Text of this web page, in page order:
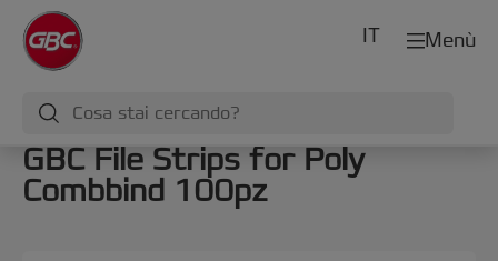
Menù
IT
GBC File Strips for Poly
Combbind 100pz